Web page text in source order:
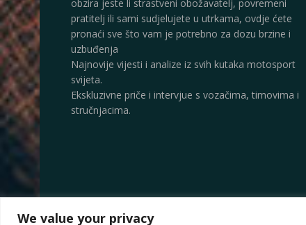
We value your privacy
obzira jeste li strastveni obožavatelj, povremeni
pratitelj ili sami sudjelujete u utrkama, ovdje ćete
pronaći sve što vam je potrebno za dozu brzine i
uzbuđenja
Najnovije vijesti i analize iz svih kutaka motosport
svijeta.
Ekskluzivne priče i intervjue s vozačima, timovima i
stručnjacima.